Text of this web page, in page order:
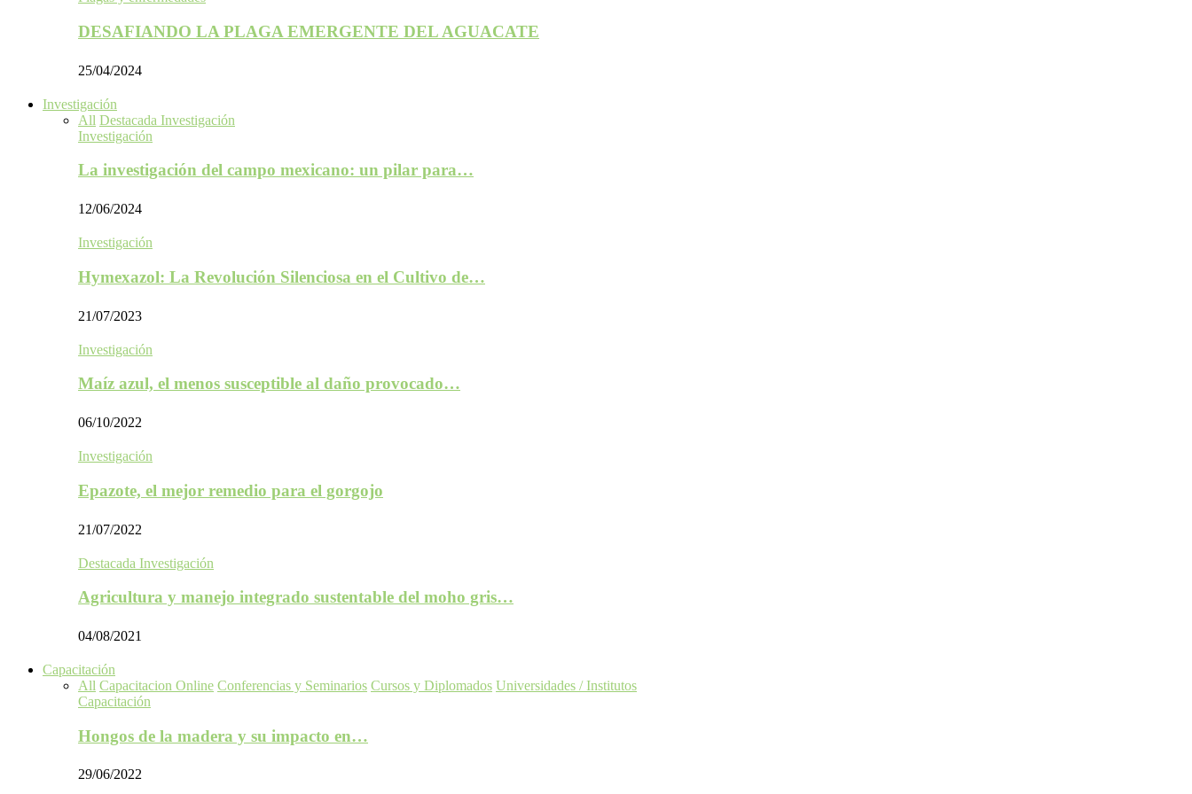
DESAFIANDO LA PLAGA EMERGENTE DEL AGUACATE
25/04/2024
Investigación
All Destacada Investigación
Investigación
La investigación del campo mexicano: un pilar para…
12/06/2024
Investigación
Hymexazol: La Revolución Silenciosa en el Cultivo de…
21/07/2023
Investigación
Maíz azul, el menos susceptible al daño provocado…
06/10/2022
Investigación
Epazote, el mejor remedio para el gorgojo
21/07/2022
Destacada Investigación
Agricultura y manejo integrado sustentable del moho gris…
04/08/2021
Capacitación
All Capacitacion Online Conferencias y Seminarios Cursos y Diplomados Universidades / Institutos
Capacitación
Hongos de la madera y su impacto en…
29/06/2022